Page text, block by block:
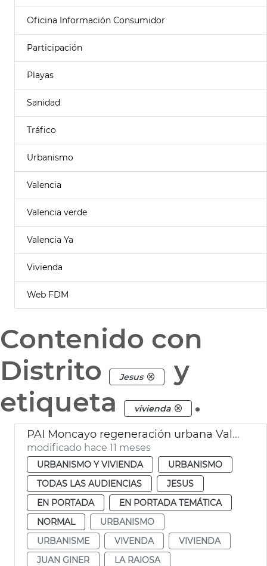
Oficina Información Consumidor
Participación
Playas
Sanidad
Tráfico
Urbanismo
Valencia
Valencia verde
Valencia Ya
Vivienda
Web FDM
Contenido con
Distrito
Jesus
y
etiqueta
vivienda .
PAI Moncayo regeneración urbana València
modificado hace 11 meses
URBANISMO Y VIVIENDA
URBANISMO
TODAS LAS AUDIENCIAS
JESUS
EN PORTADA
EN PORTADA TEMÁTICA
NORMAL
URBANISMO
URBANISME
VIVENDA
VIVIENDA
JUAN GINER
LA RAIOSA